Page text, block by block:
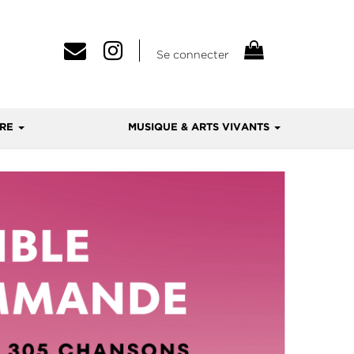
Se connecter
MUSIQUE & ARTS VIVANTS